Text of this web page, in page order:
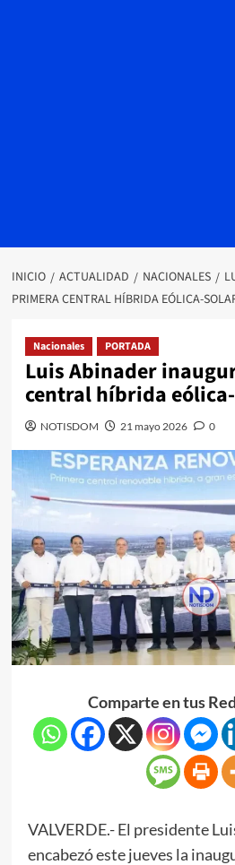
INICIO ACTUALIDAD NACIONALES
PRIMERA CENTRAL HÍBRIDA EÓLICA-
Nacionales PORTADA
Luis Abinader
central híbrida
NOTISDOM 21 mayo 2026 0
Comparte en tus
VALVERDE.- El presidente
encabezó este jueves la